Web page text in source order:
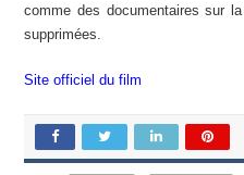
comme des documentaires sur
supprimées.
Site officiel du film